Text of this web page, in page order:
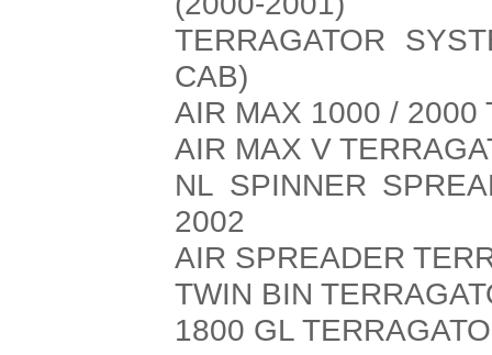
TERRAGATOR
CAB)
AIR MAX 1000 / 2000
AIR MAX V
NL SPINNER
2002
AIR SPREADER
TWIN BIN
1800 GL